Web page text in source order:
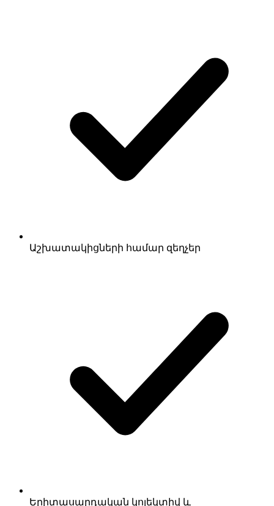
Աշխատակիցների համար զեղչեր
Երիտասարդական կոլեկտիվ և